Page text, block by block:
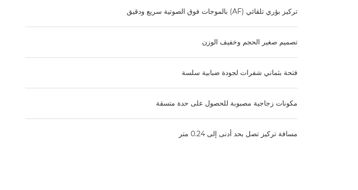
تركيز بؤري تلقائي (AF) بالموجات فوق الصوتية سريع ودقيق
تصميم صغير الحجم وخفيف الوزن
فتحة بثماني شفرات لجودة ضبابية سلسة
مكونات زجاجية مصبوبة للحصول على حدة متسقة
مسافة تركيز تصل بحد أدنى إلى 0.24 متر